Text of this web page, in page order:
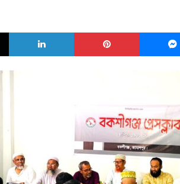
X LinkedIn Pinterest